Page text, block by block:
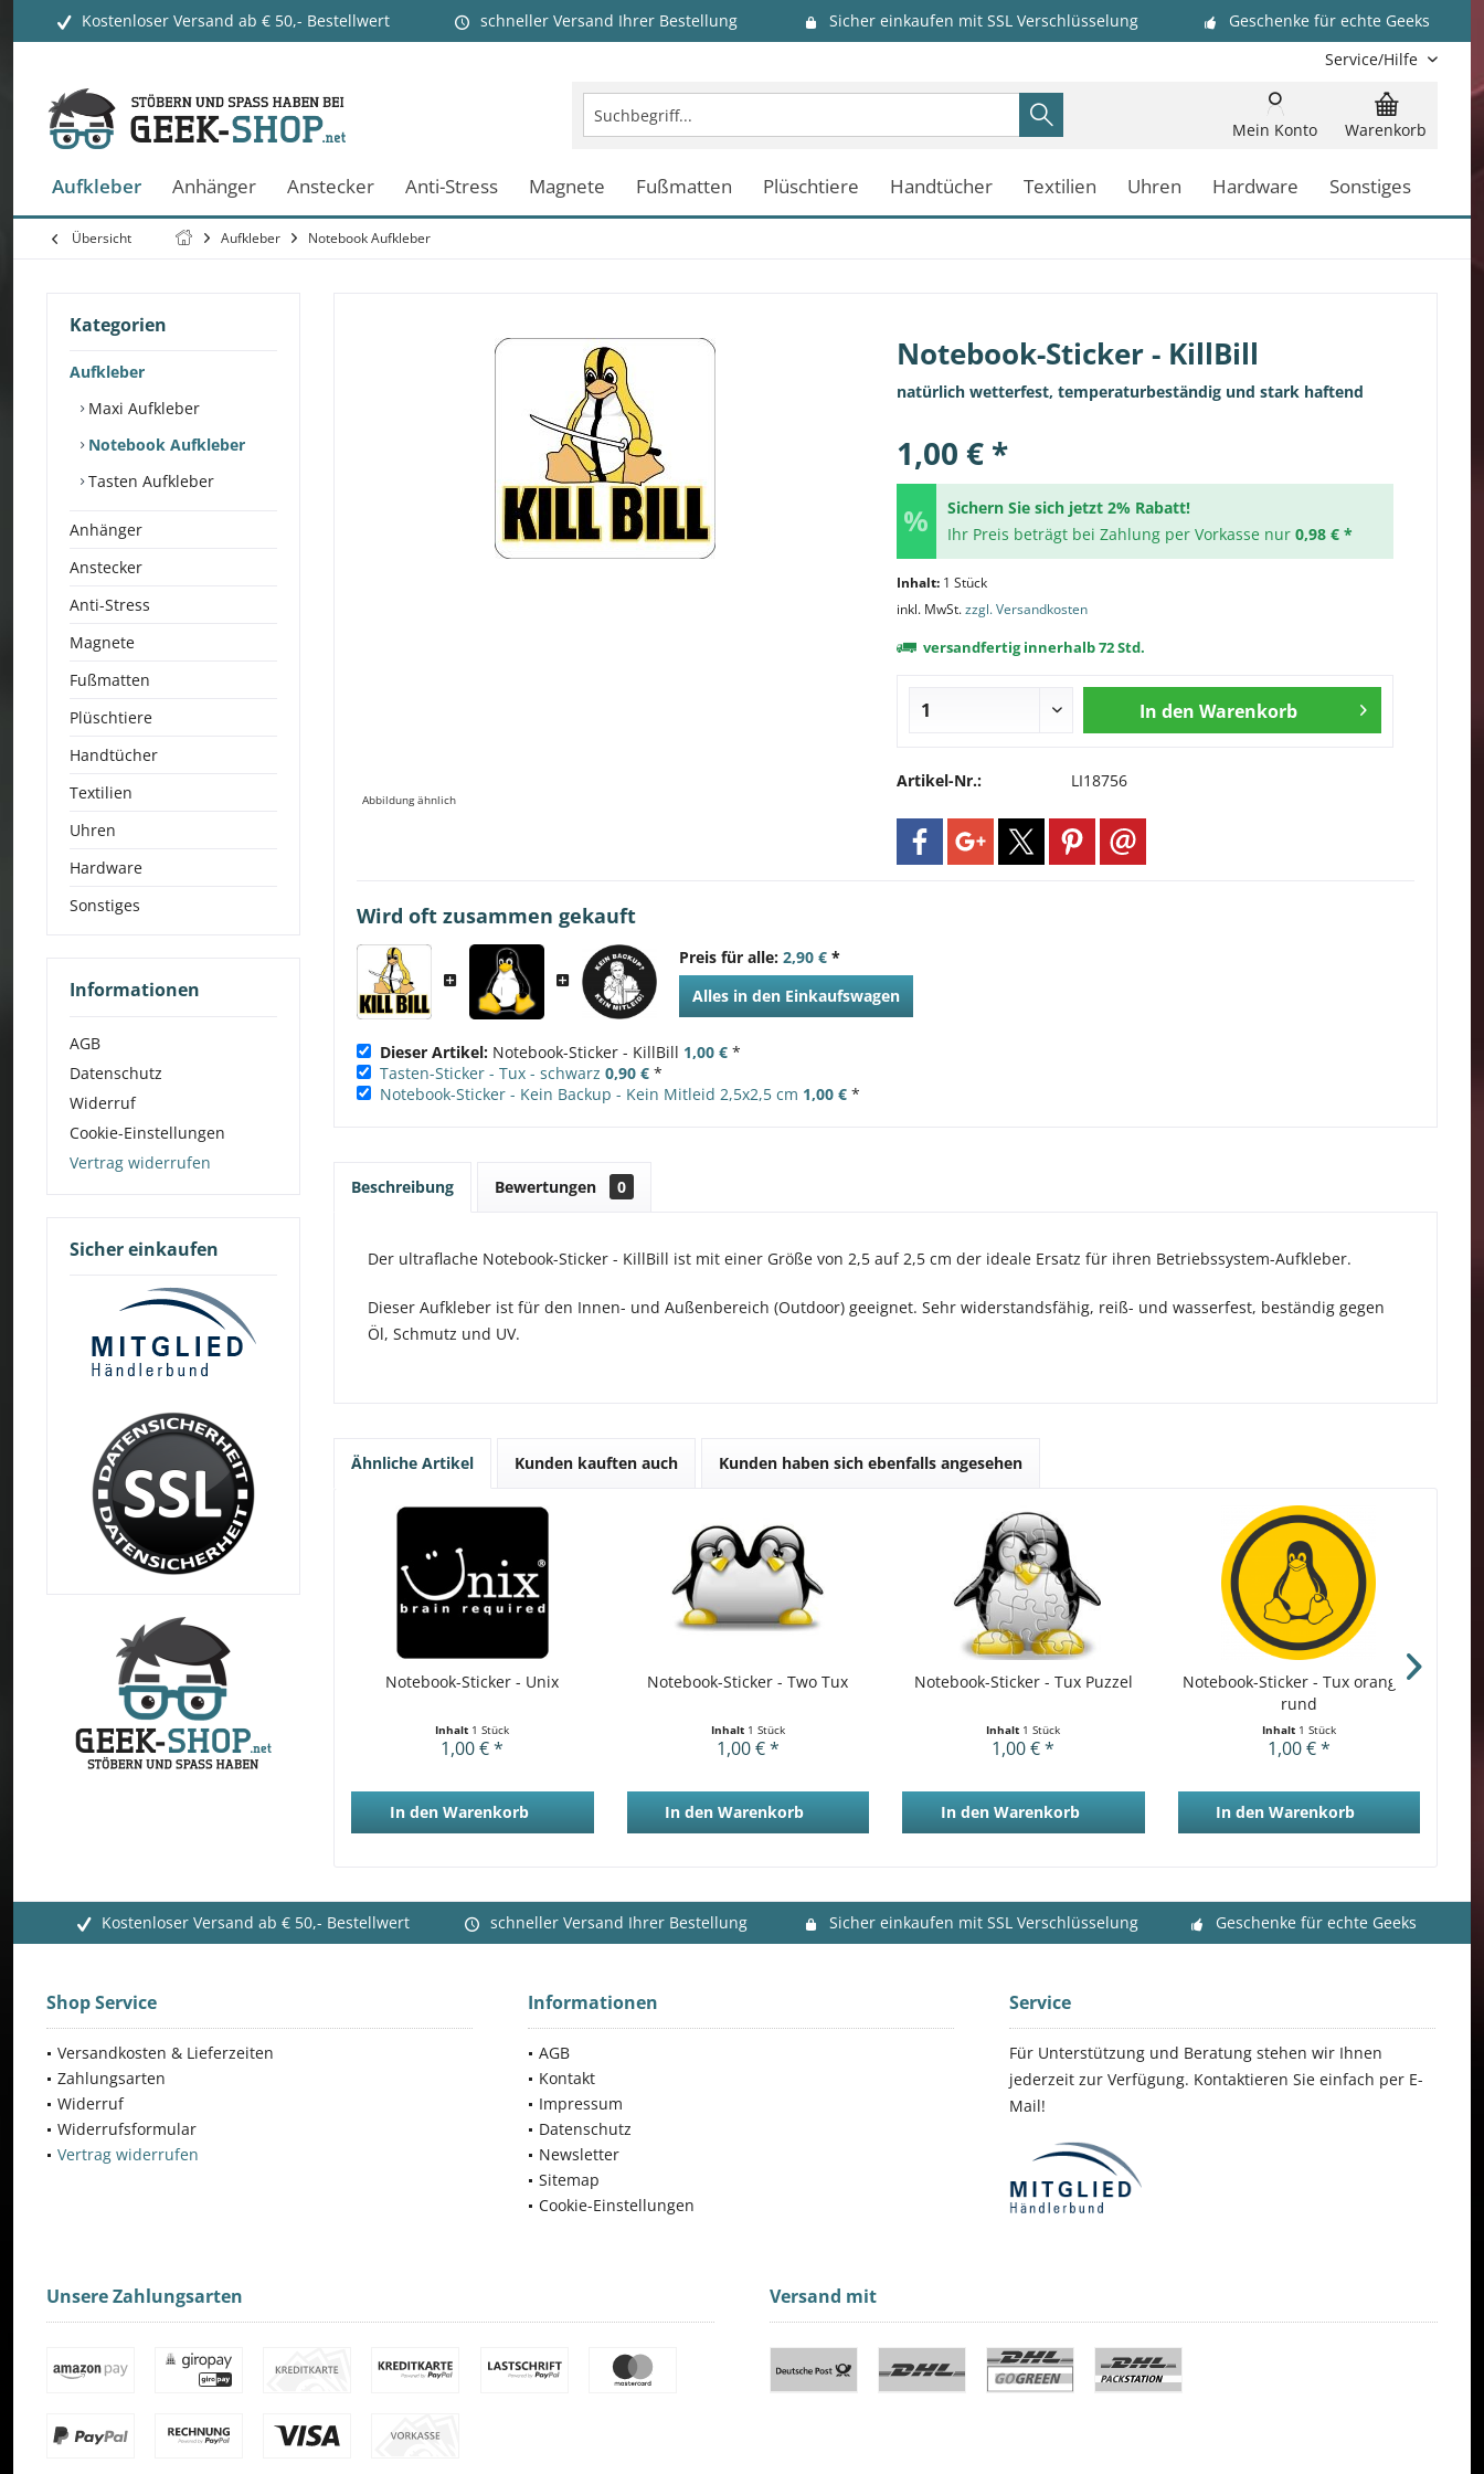
Kostenloser Versand ab € 50,- Bestellwert schneller Versand Ihrer Bestellung Sicher einkaufen mit SSL Verschlüsselung
Geschenke für echte Geeks
Service/Hilfe
Warenkorb
Mein Konto
Aufkleber Anhänger Anstecker Anti-Stress Magnete Fußmatten Plüschtiere Handtücher Textilien Uhren Hardware Sonstiges
Übersicht Aufkleber Notebook Aufkleber
Kategorien
Aufkleber
Maxi Aufkleber
Notebook Aufkleber
Tasten Aufkleber
Anhänger
Anstecker
Anti-Stress
Magnete
Fußmatten
Plüschtiere
Handtücher
Textilien
Uhren
Hardware
Sonstiges
Informationen
AGB
Datenschutz
Widerruf
Cookie-Einstellungen
Vertrag widerrufen
Sicher einkaufen
Abbildung ähnlich
Notebook-Sticker - KillBill
natürlich wetterfest, temperaturbeständig und stark haftend
1,00 € *
Sichern Sie sich jetzt 2% Rabatt!
Ihr Preis beträgt bei Zahlung per Vorkasse nur 0,98 € *
Inhalt: 1 Stück
inkl. MwSt.zzgl. Versandkosten
versandfertig innerhalb 72 Std.
In den Warenkorb
Artikel-Nr.: LI18756
Wird oft zusammen gekauft
Preis für alle: 2,90 € *
Alles in den Einkaufswagen
Dieser Artikel: Notebook-Sticker - KillBill 1,00 € *
Tasten-Sticker - Tux - schwarz 0,90 € *
Notebook-Sticker - Kein Backup - Kein Mitleid 2,5x2,5 cm 1,00 € *
Beschreibung Bewertungen 0
Der ultraflache Notebook-Sticker - KillBill ist mit einer Größe von 2,5 auf 2,5 cm der ideale Ersatz für ihren Betriebssystem-Aufkleber.
Dieser Aufkleber ist für den Innen- und Außenbereich (Outdoor) geeignet. Sehr widerstandsfähig, reiß- und wasserfest, beständig gegen
Öl, Schmutz und UV.
Ähnliche Artikel Kunden kauften auch Kunden haben sich ebenfalls angesehen
Notebook-Sticker - Unix
Inhalt 1 Stück
1,00 € *
In den Warenkorb
Notebook-Sticker - Two Tux
Inhalt 1 Stück
1,00 € *
In den Warenkorb
Notebook-Sticker - Tux Puzzel
Inhalt 1 Stück
1,00 € *
In den Warenkorb
Notebook-Sticker - Tux orange -
rund
Inhalt 1 Stück
1,00 € *
In den Warenkorb
Kostenloser Versand ab € 50,- Bestellwert schneller Versand Ihrer Bestellung Sicher einkaufen mit SSL Verschlüsselung Geschenke für echte Geeks
Shop Service
Versandkosten & Lieferzeiten
Zahlungsarten
Widerruf
Widerrufsformular
Vertrag widerrufen
Informationen
AGB
Kontakt
Impressum
Datenschutz
Newsletter
Sitemap
Cookie-Einstellungen
Service
Für Unterstützung und Beratung stehen wir Ihnen
jederzeit zur Verfügung. Kontaktieren Sie einfach per E-
Mail!
Unsere Zahlungsarten Versand mit